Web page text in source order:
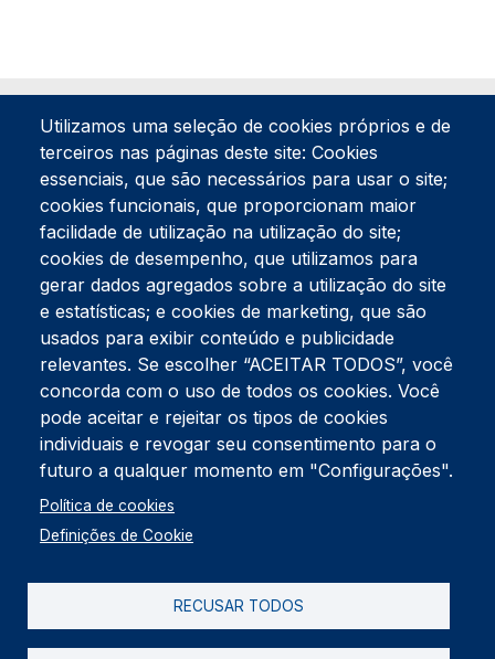
Tel:234 390 100Fax:234 390 100
Endereço Postal
Apartado 42
Rua Gil Eanes 31
3834-908 Gafanha da Nazaré
Estúdios
Rua Prior Guerra
Edifício do Centro Cultural da Gafanha da Nazaré
3830-556 Gafanha da Nazaré
Rodapé
Cookies
Política de Privacidade
Utilizamos uma seleção de cookies próprios e de
terceiros nas páginas deste site: Cookies
essenciais, que são necessários para usar o site;
cookies funcionais, que proporcionam maior
facilidade de utilização na utilização do site;
cookies de desempenho, que utilizamos para
gerar dados agregados sobre a utilização do site
e estatísticas; e cookies de marketing, que são
usados para exibir conteúdo e publicidade
relevantes. Se escolher “ACEITAR TODOS”, você
concorda com o uso de todos os cookies. Você
pode aceitar e rejeitar os tipos de cookies
individuais e revogar seu consentimento para o
futuro a qualquer momento em "Configurações".
Política de cookies
Definições de Cookie
RECUSAR TODOS